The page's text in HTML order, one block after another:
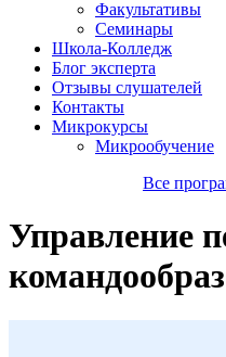
Факультативы
Семинары
Школа-Колледж
Блог эксперта
Отзывы слушателей
Контакты
Микрокурсы
Микрообучение
Все
Управление